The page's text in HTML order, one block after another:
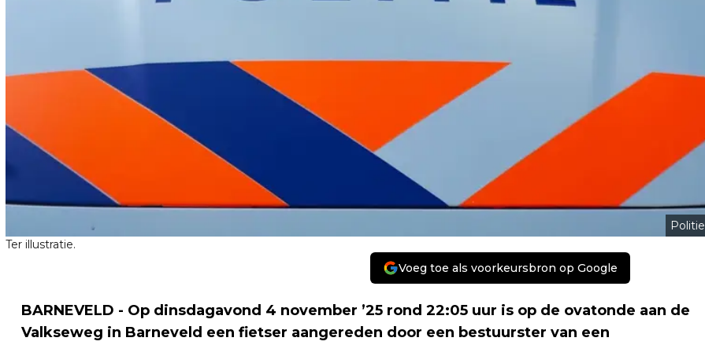
Politie
Ter illustratie.
Voeg toe als voorkeursbron op Google
BARNEVELD - Op dinsdagavond 4 november ’25 rond 22:05 uur is op de ovatonde aan de
Valkseweg in Barneveld een fietser aangereden door een bestuurster van een